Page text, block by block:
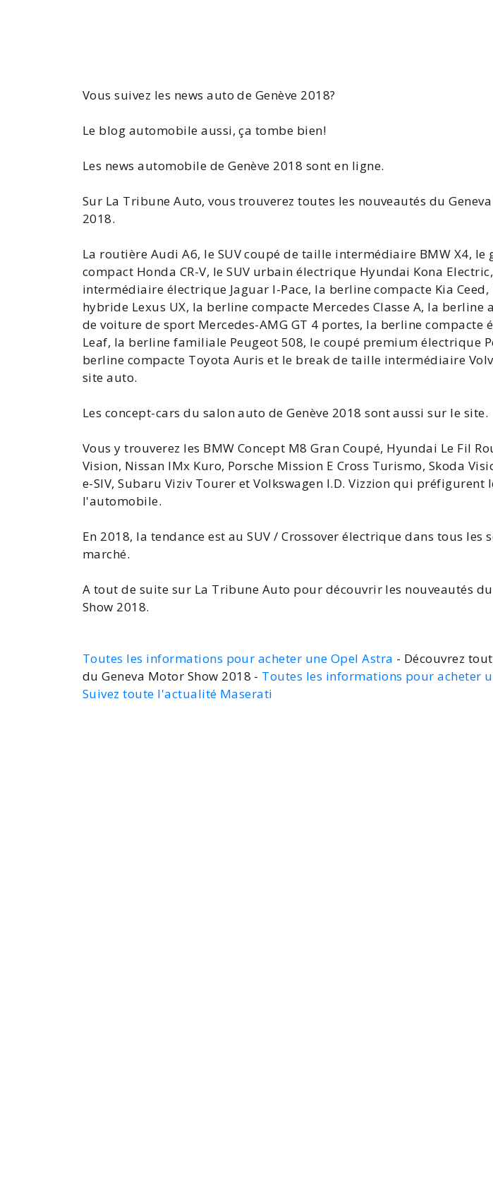
Vous suivez les news auto de Genève 2018?
Le blog automobile aussi, ça tombe bien!
Les news automobile de Genève 2018 sont en ligne.
Sur La Tribune Auto, vous trouverez toutes les nouveautés du
2018.
La routière Audi A6, le SUV coupé de taille intermédiaire BMW X4, le
compact Honda CR-V, le SUV urbain électrique Hyundai Kona
intermédiaire électrique Jaguar I-Pace, la berline compacte Kia Ceed,
hybride Lexus UX, la berline compacte Mercedes Classe A, la berline
de voiture de sport Mercedes-AMG GT 4 portes, la berline compacte
Leaf, la berline familiale Peugeot 508, le coupé premium électrique
berline compacte Toyota Auris et le break de taille intermédiaire
site auto.
Les concept-cars du salon auto de Genève 2018 sont aussi sur le site.
Vous y trouverez les BMW Concept M8 Gran Coupé, Hyundai Le Fil
Vision, Nissan IMx Kuro, Porsche Mission E Cross Turismo, Skoda
e-SIV, Subaru Viziv Tourer et Volkswagen I.D. Vizzion qui préfigurent
l'automobile.
En 2018, la tendance est au SUV / Crossover électrique dans tous les
marché.
A tout de suite sur La Tribune Auto pour découvrir les nouveautés
Show 2018.
Toutes les informations pour acheter une Opel Astra - Découvrez
du Geneva Motor Show 2018 - Toutes les informations pour acheter
Suivez toute l'actualité Maserati